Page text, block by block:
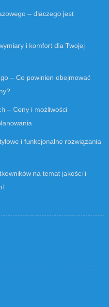
– dlaczego jest
i komfort dla Twojej
– Co powinien obejmować
– Ceny i możliwości
i funkcjonalne rozwiązania
na temat jakości i